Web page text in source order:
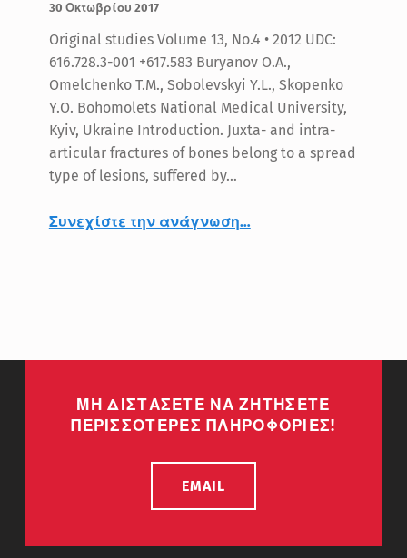
30 Οκτωβρίου 2017
Original studies Volume 13, No.4 • 2012 UDC:
616.728.3-001 +617.583 Buryanov O.A.,
Omelchenko T.M., Sobolevskyi Y.L., Skopenko
Y.O. Bohomolets National Medical University,
Kyiv, Ukraine Introduction. Juxta- and intra-
articular fractures of bones belong to a spread
type of lesions, suffered by…
Συνεχίστε την ανάγνωση“PREVENTION AND TREATMENT OF POST-TRAUMATIC OSTEOARTHRITIS OF PATIENTS WITH INTRA-ARTICULAR OSTEOCHONDRAL FRACTURES”
…
ΜΗ ΔΙΣΤΑΣΕΤΕ ΝΑ ΖΗΤΗΣΕΤΕ
ΠΕΡΙΣΣΟΤΕΡΕΣ ΠΛΗΡΟΦΟΡΙΕΣ!
EMAIL